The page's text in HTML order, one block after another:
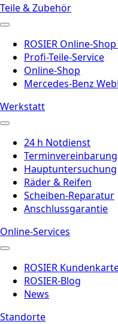
Teile & Zubehör
ROSIER Online-
Profi-Teile-Service
Online-Shop
Mercedes-Benz
Werkstatt
24 h Notdienst
Terminvereinbarung
Hauptuntersuchung
Räder & Reifen
Scheiben-Reparatur
Anschlussgarantie
Online-Services
ROSIER
ROSIER-Blog
News
Standorte